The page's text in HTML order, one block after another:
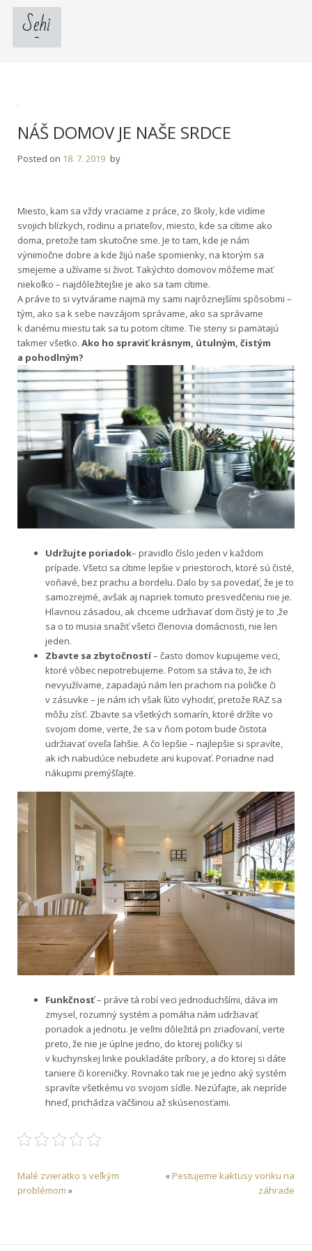
Skip
Sehi
NÁŠ DOMOV JE NAŠE SRDCE
Posted on 18. 7. 2019 by
Miesto, kam sa vždy vraciame z práce, zo školy, kde vidíme
svojich blízkych, rodinu a priateľov, miesto, kde sa cítime ako
doma, pretože tam skutočne sme. Je to tam, kde je nám
výnimočne dobre a kde žijú naše spomienky, na ktorým sa
smejeme a užívame si život. Takýchto domovov môžeme mať
niekoľko – najdôležitejšie je ako sa tam cítime.
A práve to si vytvárame najmä my sami najrôznejšími spôsobmi –
tým, ako sa k sebe navzájom správame, ako sa správame
k danému miestu tak sa tu potom cítime. Tie steny si pamätajú
takmer všetko. Ako ho spraviť krásnym, útulným, čistým
a pohodlným?
Udržujte poriadok– pravidlo číslo jeden v každom
prípade. Všetci sa cítime lepšie v priestoroch, ktoré sú čisté,
voňavé, bez prachu a bordelu. Dalo by sa povedať, že je to
samozrejmé, avšak aj napriek tomuto presvedčeniu nie je.
Hlavnou zásadou, ak chceme udržiavať dom čistý je to ,že
sa o to musia snažiť všetci členovia domácnosti, nie len
jeden.
Zbavte sa zbytočností– často domov kupujeme veci,
ktoré vôbec nepotrebujeme. Potom sa stáva to, že ich
nevyužívame, zapadajú nám len prachom na poličke či
v zásuvke – je nám ich však ľúto vyhodiť, pretože RAZ sa
môžu zísť. Zbavte sa všetkých somarín, ktoré držíte vo
svojom dome, verte, že sa v ňom potom bude čistota
udržiavať oveľa ľahšie. A čo lepšie – najlepšie si spravíte,
ak ich nabudúce nebudete ani kupovať. Poriadne nad
nákupmi premýšľajte.
Funkčnosť– práve tá robí veci jednoduchšími, dáva im
zmysel, rozumný systém a pomáha nám udržiavať
poriadok a jednotu. Je veľmi dôležitá pri zriaďovaní, verte
preto, že nie je úplne jedno, do ktorej poličky si
v kuchynskej linke poukladáte príbory, a do ktorej si dáte
taniere či koreničky. Rovnako tak nie je jedno aký systém
spravíte všetkému vo svojom sídle. Nezúfajte, ak nepríde
hneď, prichádza väčšinou až skúsenosťami.
Malé zvieratko s veľkým
problémom »
« Pestujeme kaktusy vonku na
záhrade